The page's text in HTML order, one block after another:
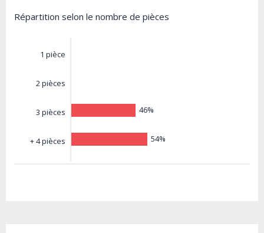
Répartition selon le nombre de pièces
1 pièce
2 pièces
3 pièces
+ 4 pièces
46%
54%